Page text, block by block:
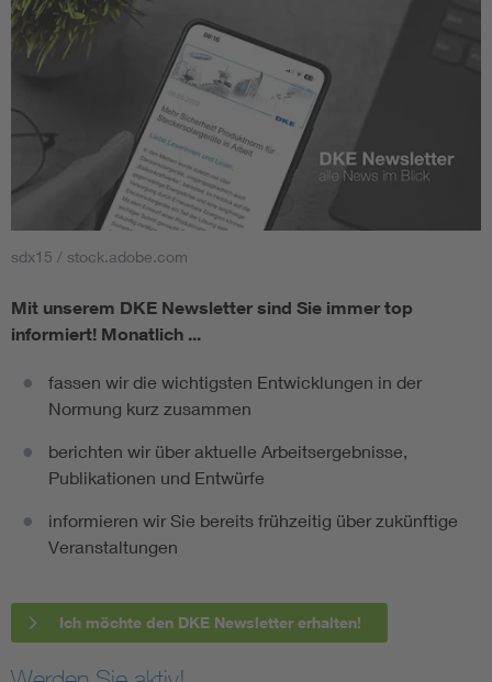
sdx15 / stock.adobe.com
Mit unserem DKE Newsletter sind Sie immer top
informiert! Monatlich ...
fassen wir die wichtigsten Entwicklungen in der
Normung kurz zusammen
berichten wir über aktuelle Arbeitsergebnisse,
Publikationen und Entwürfe
informieren wir Sie bereits frühzeitig über zukünftige
Veranstaltungen
Ich möchte den DKE Newsletter erhalten!